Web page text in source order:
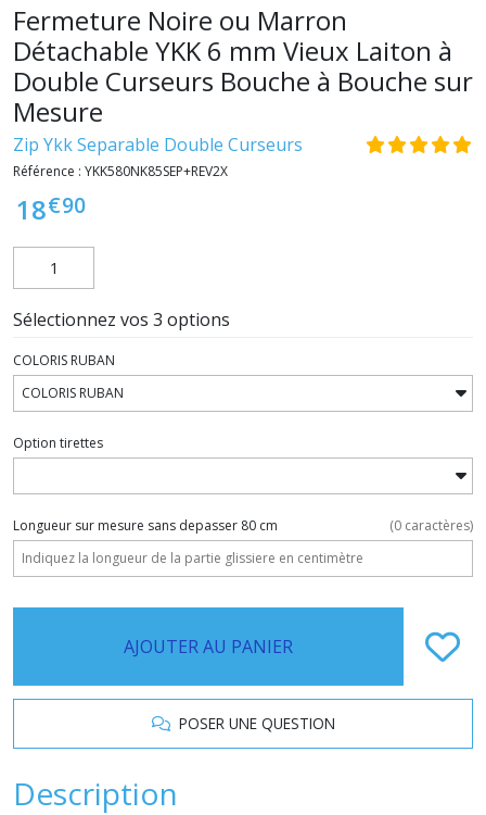
Fermeture Noire ou Marron
Détachable YKK 6 mm Vieux Laiton à
Double Curseurs Bouche à Bouche sur
Mesure
Zip Ykk Separable Double Curseurs
Référence : YKK580NK85SEP+REV2X
18€90
Sélectionnez vos 3 options
COLORIS RUBAN
Option tirettes
Longueur sur mesure sans depasser 80 cm (0 caractères)
AJOUTER AU PANIER
POSER UNE QUESTION
Description